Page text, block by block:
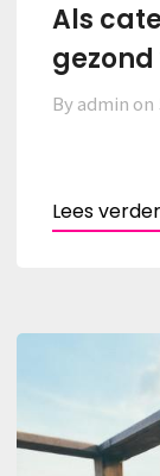
Als
By admin on